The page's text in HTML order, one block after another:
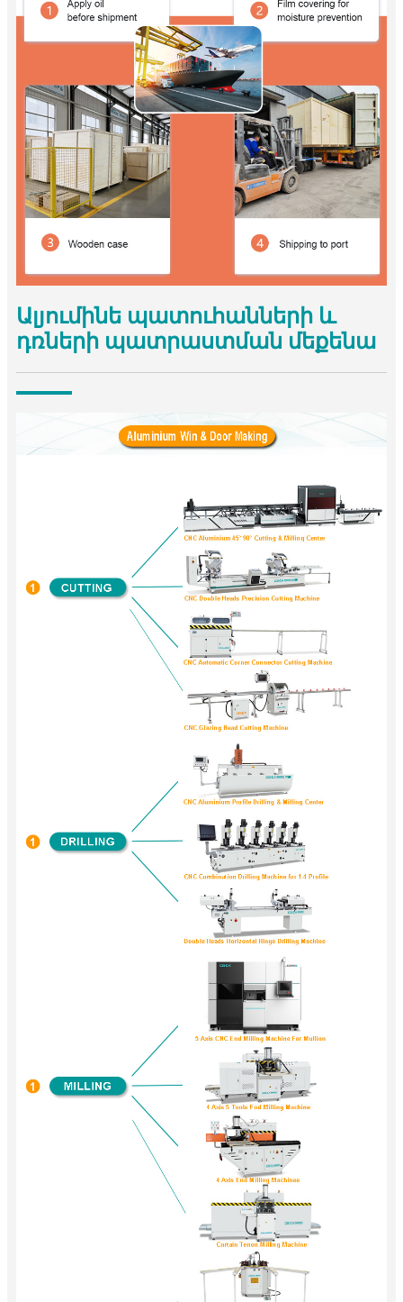
Ալյումինե պատուհանների և
դռների պատրաստման մեքենա